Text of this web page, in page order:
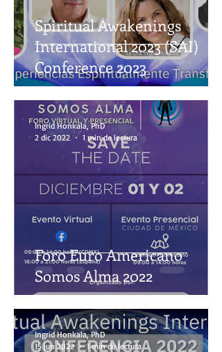
Spiritual Awakenings
International 2023 (SAI)
Conference 2023
Foro Euro Americano
Somos Alma 2022
Ingrid Honkala, PhD
2 dic 2022
1 min de lectura
Ingrid Honkala, PhD
15 jun 2022
1 min de lectura